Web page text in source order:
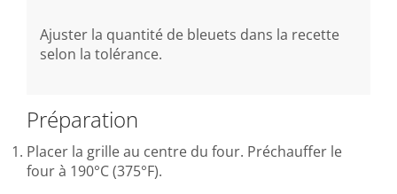
Ajuster la quantité de bleuets dans la recette
selon la tolérance.
Préparation
Placer la grille au centre du four. Préchauffer le
four à 190°C (375°F).